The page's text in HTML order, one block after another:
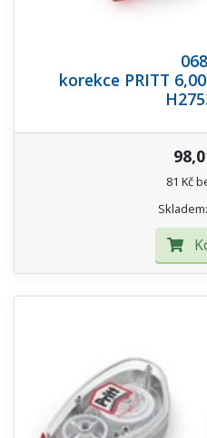
korekce PRITT
81 Kč